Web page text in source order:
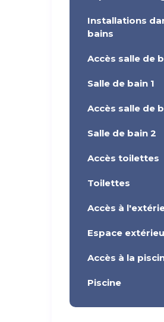
Installations
bains
Accès salle de
Salle de bain 1
Accès salle de
Salle de bain 2
Accès toilettes
Toilettes
Accès à
Espace
Accès à la
Piscine